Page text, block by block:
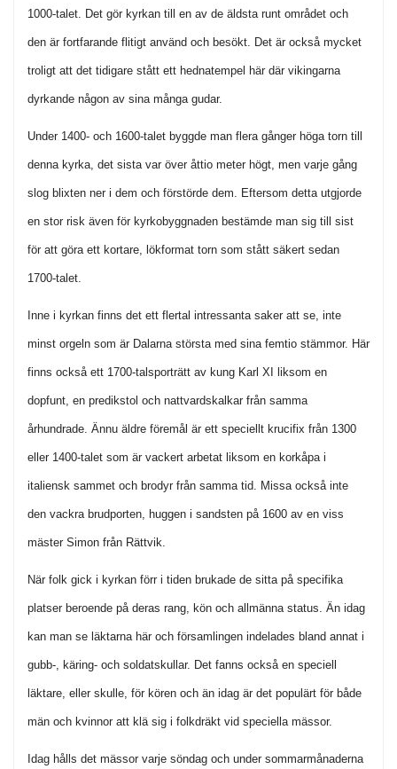
1000-talet. Det gör kyrkan till en av de äldsta runt området och
den är fortfarande flitigt använd och besökt. Det är också mycket
troligt att det tidigare stått ett hednatempel här där vikingarna
dyrkande någon av sina många gudar.
Under 1400- och 1600-talet byggde man flera gånger höga torn till
denna kyrka, det sista var över åttio meter högt, men varje gång
slog blixten ner i dem och förstörde dem. Eftersom detta utgjorde
en stor risk även för kyrkobyggnaden bestämde man sig till sist
för att göra ett kortare, lökformat torn som stått säkert sedan
1700-talet.
Inne i kyrkan finns det ett flertal intressanta saker att se, inte
minst orgeln som är Dalarna största med sina femtio stämmor. Här
finns också ett 1700-talsporträtt av kung Karl XI liksom en
dopfunt, en predikstol och nattvardskalkar från samma
århundrade. Ännu äldre föremål är ett speciellt krucifix från 1300
eller 1400-talet som är vackert arbetat liksom en korkåpa i
italiensk sammet och brodyr från samma tid. Missa också inte
den vackra brudporten, huggen i sandsten på 1600 av en viss
mäster Simon från Rättvik.
När folk gick i kyrkan förr i tiden brukade de sitta på specifika
platser beroende på deras rang, kön och allmänna status. Än idag
kan man se läktarna här och församlingen indelades bland annat i
gubb-, käring- och soldatskullar. Det fanns också en speciell
läktare, eller skulle, för kören och än idag är det populärt för både
män och kvinnor att klä sig i folkdräkt vid speciella mässor.
Idag hålls det mässor varje söndag och under sommarmånaderna